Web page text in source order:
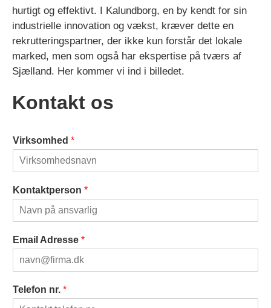
hurtigt og effektivt. I Kalundborg, en by kendt for sin
industrielle innovation og vækst, kræver dette en
rekrutteringspartner, der ikke kun forstår det lokale
marked, men som også har ekspertise på tværs af
Sjælland. Her kommer vi ind i billedet.
Kontakt os
Virksomhed *
Kontaktperson *
Email Adresse *
Telefon nr. *